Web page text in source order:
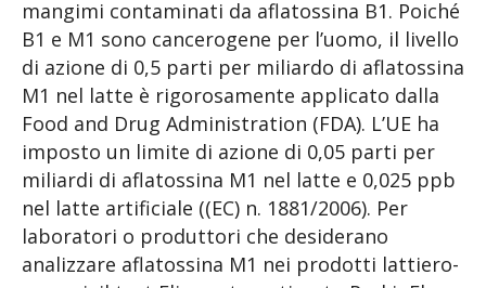
mangimi contaminati da aflatossina B1. Poiché
B1 e M1 sono cancerogene per l’uomo, il livello
di azione di 0,5 parti per miliardo di aflatossina
M1 nel latte è rigorosamente applicato dalla
Food and Drug Administration (FDA). L’UE ha
imposto un limite di azione di 0,05 parti per
miliardi di aflatossina M1 nel latte e 0,025 ppb
nel latte artificiale ((EC) n. 1881/2006). Per
laboratori o produttori che desiderano
analizzare aflatossina M1 nei prodotti lattiero-